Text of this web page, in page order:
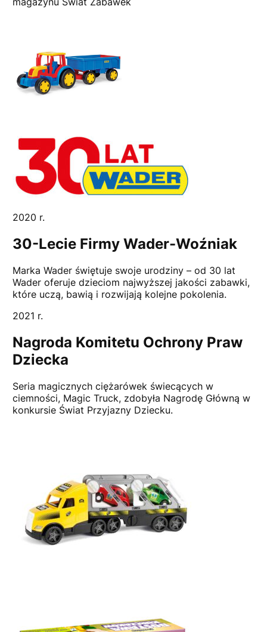
2020 r.
30-Lecie Firmy Wader-Woźniak
Marka Wader świętuje swoje urodziny – od 30 lat
Wader oferuje dzieciom najwyższej jakości zabawki,
które uczą, bawią i rozwijają kolejne pokolenia.
2021 r.
Nagroda Komitetu Ochrony Praw
Dziecka
Seria magicznych ciężarówek świecących w
ciemności, Magic Truck, zdobyła Nagrodę Główną w
konkursie Świat Przyjazny Dziecku.